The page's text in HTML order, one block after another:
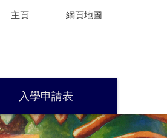
主頁 網頁地圖
入學申請表